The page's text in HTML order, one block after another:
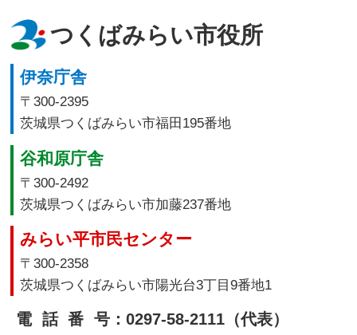
つくばみらい市役所
伊奈庁舎
〒300-2395
茨城県つくばみらい市福田195番地
谷和原庁舎
〒300-2492
茨城県つくばみらい市加藤237番地
みらい平市民センター
〒300-2358
茨城県つくばみらい市陽光台3丁目9番地1
電話番号：0297-58-2111（代表）